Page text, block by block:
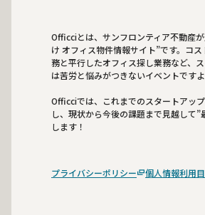
Officciとは、サンフロンティア不動産
け オフィス物件情報サイト”です。コ
務と平行したオフィス探し業務など、
は苦労と悩みがつきないイベントですよ
Officciでは、これまでのスタートアッ
し、現状から今後の課題まで見越して
します！
プライバシーポリシー 個人情報利用